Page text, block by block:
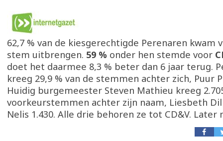
62,7 % van de kiesgerechtigde Perenaren kwam
stem uitbrengen. 59 % onder hen stemde voor
doet het daarmee 8,3 % beter dan 6 jaar terug.
kreeg 29,9 % van de stemmen achter zich, Puur
Huidig burgemeester Steven Mathieu kreeg
voorkeurstemmen achter zijn naam, Liesbeth
Nelis 1.430. Alle drie behoren ze tot CD&V. Later